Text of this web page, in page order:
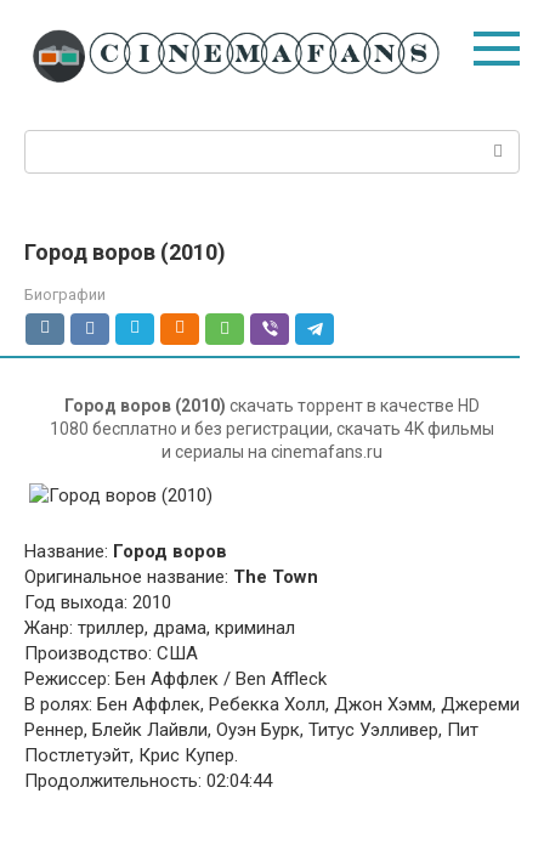
контенту
Город воров (2010)
Биографии
Город воров (2010) скачать торрент в качестве HD
1080 бесплатно и без регистрации, скачать 4K фильмы
и сериалы на cinemafans.ru
Название: Город воров
Оригинальное название: The Town
Год выхода: 2010
Жанр: триллер, драма, криминал
Производство: США
Режиссер: Бен Аффлек / Ben Affleck
В ролях: Бен Аффлек, Ребекка Холл, Джон Хэмм, Джереми
Реннер, Блейк Лайвли, Оуэн Бурк, Титус Уэлливер, Пит
Постлетуэйт, Крис Купер.
Продолжительность: 02:04:44